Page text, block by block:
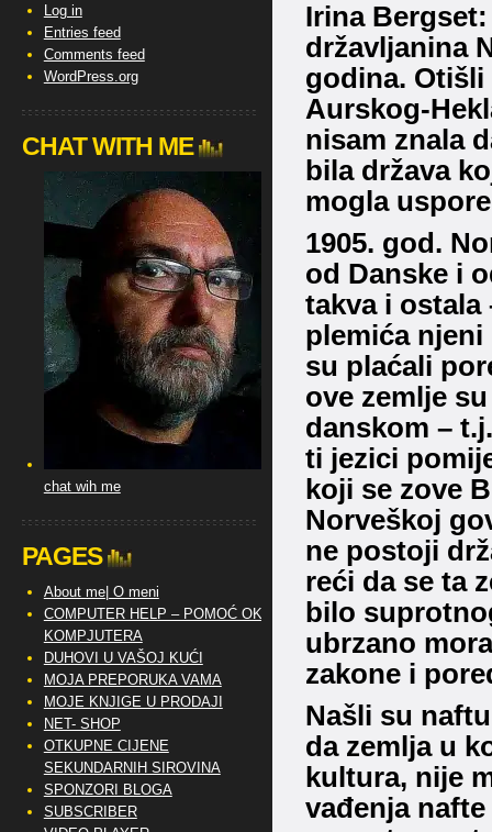
Irina Bergset:
državljanina
godina. Otišli
Aurskog-
nisam znala
bila država
mogla
1905. god.
od Danske i
takva i ostala
plemića
su plaćali
ove zemlje
danskom – t.j.
ti jezici
koji se zove
Norveškoj
ne postoji
reći da se ta
bilo
ubrzano
zakone i
Našli su
da zemlja u
kultura, nije
vađenja
Log in
Entries feed
Comments feed
WordPress.org
CHAT WITH ME
chat wih me
PAGES
About me| O meni
COMPUTER HELP – POMOĆ OKO
KOMPJUTERA
DUHOVI U VAŠOJ KUĆI
MOJA PREPORUKA VAMA
MOJE KNJIGE U PRODAJI
NET- SHOP
OTKUPNE CIJENE
SEKUNDARNIH SIROVINA
SPONZORI BLOGA
SUBSCRIBER